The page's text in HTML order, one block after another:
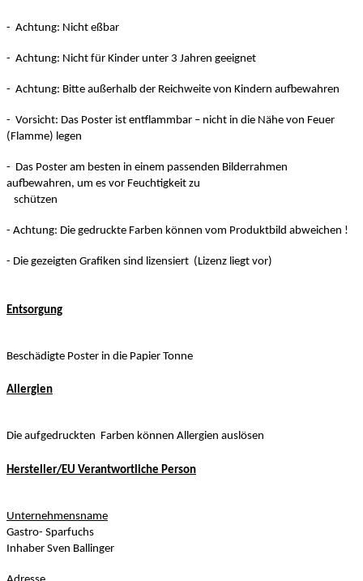
- Achtung: Nicht eßbar
- Achtung: Nicht für Kinder unter 3 Jahren geeignet
- Achtung: Bitte außerhalb der Reichweite von Kindern aufbewahren
- Vorsicht: Das Poster ist entflammbar – nicht in die Nähe von Feuer
(Flamme) legen
- Das Poster am besten in einem passenden Bilderrahmen
aufbewahren, um es vor Feuchtigkeit zu
schützen
- Achtung: Die gedruckte Farben können vom Produktbild abweichen !
- Die gezeigten Grafiken sind lizensiert (Lizenz liegt vor)
Entsorgung
Beschädigte Poster in die Papier Tonne
Allergien
Die aufgedruckten Farben können Allergien auslösen
Hersteller/EU Verantwortliche Person
Unternehmensname
Gastro- Sparfuchs
Inhaber Sven Ballinger